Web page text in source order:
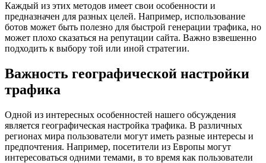
Каждый из этих методов имеет свои особенности и
предназначен для разных целей. Например, использование
ботов может быть полезно для быстрой генерации трафика, но
может плохо сказаться на репутации сайта. Важно взвешенно
подходить к выбору той или иной стратегии.
Важность географической настройки
трафика
Одной из интересных особенностей нашего обсуждения
является географическая настройка трафика. В различных
регионах мира пользователи могут иметь разные интересы и
предпочтения. Например, посетители из Европы могут
интересоваться одними темами, в то время как пользователи